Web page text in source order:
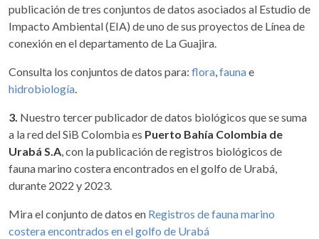
publicación de tres conjuntos de datos asociados al Estudio de
Impacto Ambiental (EIA) de uno de sus proyectos de Línea de
conexión en el departamento de La Guajira.
Consulta los conjuntos de datos para: flora,faunae
hidrobiología.
3. Nuestro tercer publicador de datos biológicos que se suma
a la red del SiB Colombia es Puerto Bahía Colombia de
Urabá S.A, con la publicación de registros biológicos de
fauna marino costera encontrados en el golfo de Urabá,
durante 2022 y 2023.
Mira el conjunto de datos en Registros de fauna marino
costera encontrados en el golfo de Urabá